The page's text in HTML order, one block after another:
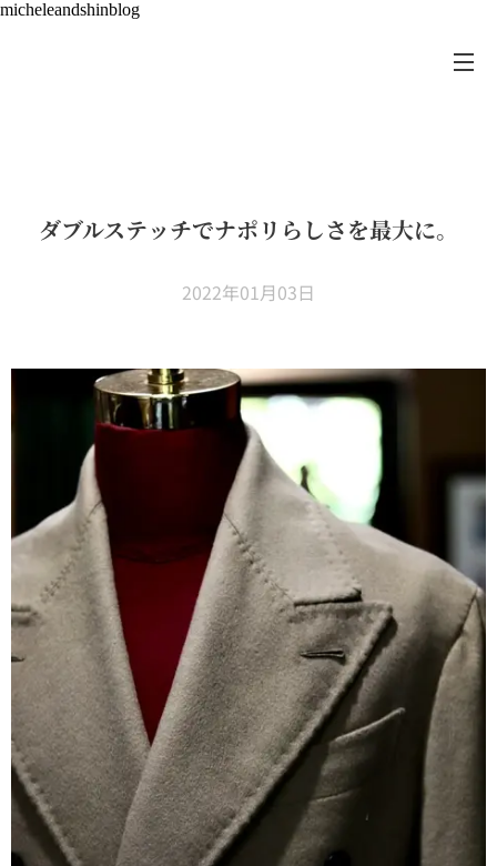
micheleandshinblog
ダブルステッチでナポリらしさを最大に。
2022年01月03日